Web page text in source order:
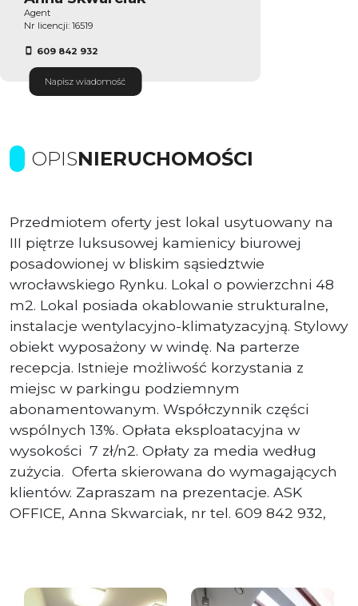
Agent
Nr licencji: 16519
609 842 932
Napisz wiadomość
OPISNIERUCHOMOŚCI
Przedmiotem oferty jest lokal usytuowany na
III piętrze luksusowej kamienicy biurowej
posadowionej w bliskim sąsiedztwie
wrocławskiego Rynku. Lokal o powierzchni 48
m2. Lokal posiada okablowanie strukturalne,
instalacje wentylacyjno-klimatyzacyjną. Stylowy
obiekt wyposażony w windę. Na parterze
recepcja. Istnieje możliwość korzystania z
miejsc w parkingu podziemnym
abonamentowanym. Współczynnik części
wspólnych 13%. Opłata eksploatacyjna w
wysokości 7 zł/n2. Opłaty za media według
zużycia. Oferta skierowana do wymagających
klientów. Zapraszam na prezentacje. ASK
OFFICE, Anna Skwarciak, nr tel. 609 842 932,